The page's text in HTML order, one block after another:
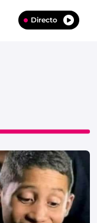
Directo